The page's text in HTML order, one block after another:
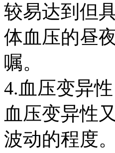
较易达到但
体血压的昼
嘱。
4.血压变异性
血压变异性
波动的程度